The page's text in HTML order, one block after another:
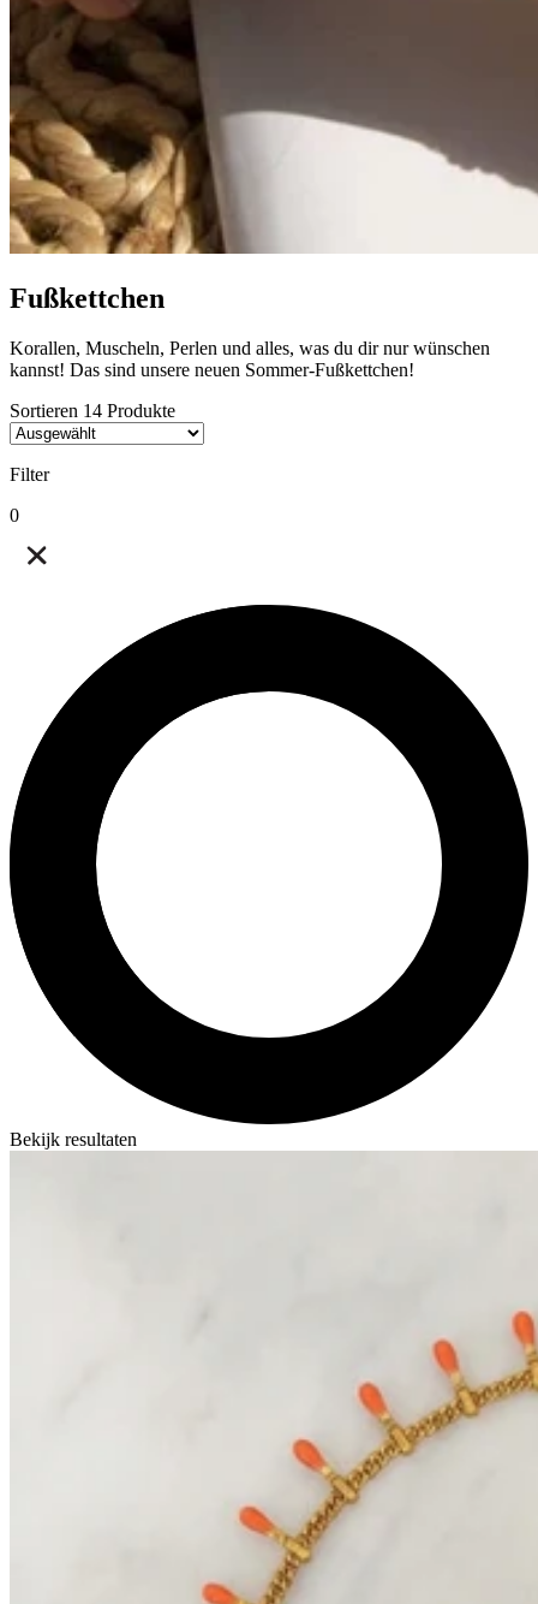
Fußkettchen
Korallen, Muscheln, Perlen und alles, was du dir nur wünschen
kannst! Das sind unsere neuen Sommer-Fußkettchen!
Sortieren 14 Produkte
Filter
0
Bekijk resultaten